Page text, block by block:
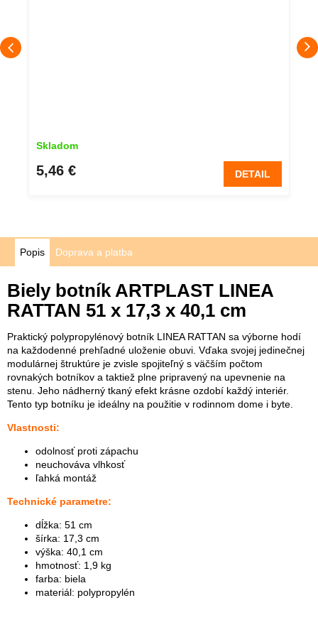
Skladom
5,46 € DETAIL
Popis Doprava a platba
Biely botník ARTPLAST LINEA
RATTAN 51 x 17,3 x 40,1 cm
Praktický polypropylénový botník LINEA RATTAN sa výborne hodí
na každodenné prehľadné uloženie obuvi. Vďaka svojej jedinečnej
modulárnej štruktúre je zvisle spojiteľný s väčším počtom
rovnakých botníkov a taktiež plne pripravený na upevnenie na
stenu. Jeho nádherný tkaný efekt krásne ozdobí každý interiér.
Tento typ botníku je ideálny na použitie v rodinnom dome i byte.
Vlastnosti:
odolnosť proti zápachu
neuchováva vlhkosť
ľahká montáž
Technické parametre:
dĺžka: 51 cm
šírka: 17,3 cm
výška: 40,1 cm
hmotnosť: 1,9 kg
farba: biela
materiál: polypropylén